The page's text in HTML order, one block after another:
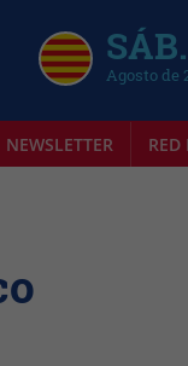
Agosto de
NEWSLETTER